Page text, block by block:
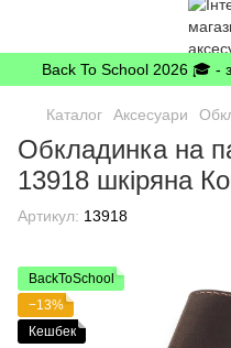
Back To School 2026 🎓 -
Каталог Аксесуари
Обкладинка на
13918 шкіряна
Артикул: 13918
BackToSchool
−13%
Кешбек